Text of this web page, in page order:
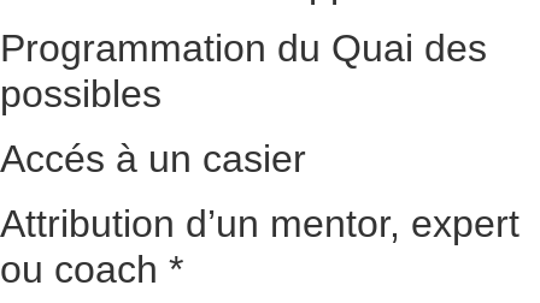
Programmation du Quai des
possibles
Accés à un casier
Attribution d’un mentor, expert
ou coach *